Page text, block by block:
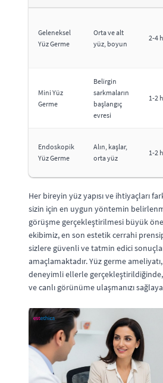
Geleneksel
Yüz Germe
Orta ve alt
yüz, boyun
2-4
Mini Yüz
Germe
Belirgin
sarkmaların
başlangıç
evresi
1-2
Endoskopik
Yüz Germe
Alın, kaşlar,
orta yüz
1-2
Her bireyin yüz yapısı ve ihtiyaçları
sizin için en uygun yöntemin
görüşme gerçekleştirilmesi büyük
ekibimiz, en son estetik cerrahi
sizlere güvenli ve tatmin edici
amaçlamaktadır. Yüz germe
deneyimli ellerle
ve canlı görünüme ulaşmanızı